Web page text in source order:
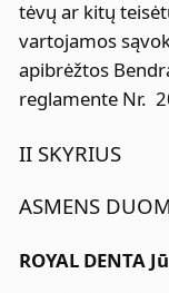
tėvų ar kitų
vartojamos
apibrėžtos
reglamente Nr.
II SKYRIUS
ASMENS
ROYAL DENTA